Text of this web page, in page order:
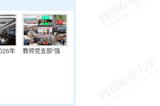
年 教师党支部“强